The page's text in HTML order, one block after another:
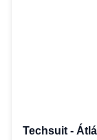
Techsuit -